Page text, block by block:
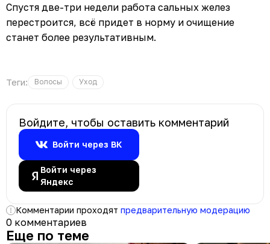
Спустя две-три недели работа сальных желез
перестроится, всё придет в норму и очищение
станет более результативным.
Теги: Волосы Уход
Войдите, чтобы оставить комментарий
Войти через ВК
Войти через
Яндекс
Комментарии проходят предварительную модерацию
0 комментариев
Еще по теме